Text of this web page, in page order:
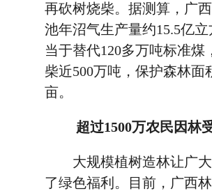
再砍树烧柴。据测算，广
池年沼气生产量约15.5亿立
当于替代120多万吨标准煤
柴近500万吨，保护森林面
亩。
超过1500万农民因林
大规模植树造林让广大
了绿色福利。目前，广西